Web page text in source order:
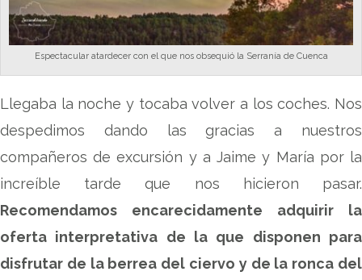
Espectacular atardecer con el que nos obsequió la Serranía de Cuenca
Llegaba la noche y tocaba volver a los coches. Nos
despedimos dando las gracias a nuestros
compañeros de excursión y a Jaime y María por la
increíble tarde que nos hicieron pasar.
Recomendamos encarecidamente adquirir la
oferta interpretativa de la que disponen para
disfrutar de la berrea del ciervo y de la ronca del